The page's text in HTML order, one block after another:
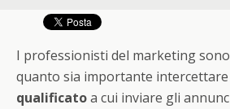
I professionisti del marketing
quanto sia importante
qualificatoa cui inviare gli